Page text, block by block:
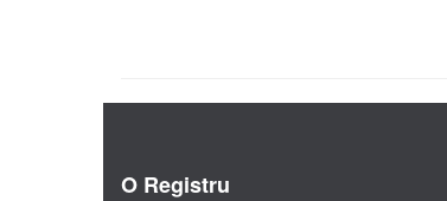
O Registru